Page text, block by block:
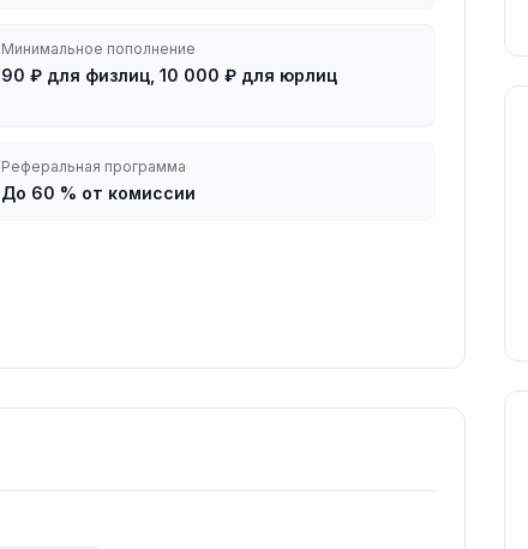
Минимальное пополнение
90 ₽ для физлиц, 10 000 ₽ для юрлиц
Реферальная программа
До 60 % от комиссии